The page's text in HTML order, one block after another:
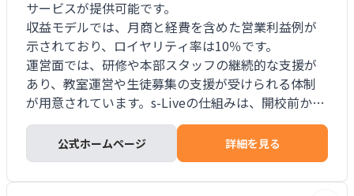
サービスが提供可能です。
収益モデルでは、月商と経費を含めた営業利益例が
示されており、ロイヤリティ率は10％です。
運営面では、研修や本部スタッフの継続的な支援が
あり、教室運営や生徒募集の支援が受けられる体制
が用意されています。s-Liveの仕組みは、開校前から
生徒を集める体制とオンライン指導による運営効率
に特徴があります。
公式ホームページ 詳細を見る